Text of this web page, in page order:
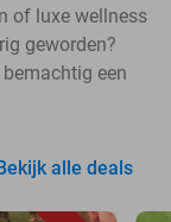
of luxe wellness
geworden?
een
alle deals